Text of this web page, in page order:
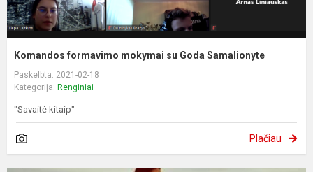
Komandos formavimo mokymai su Goda Samalionyte
Paskelbta: 2021-02-18
Kategorija: Renginiai
"Savaitė kitaip"
Plačiau